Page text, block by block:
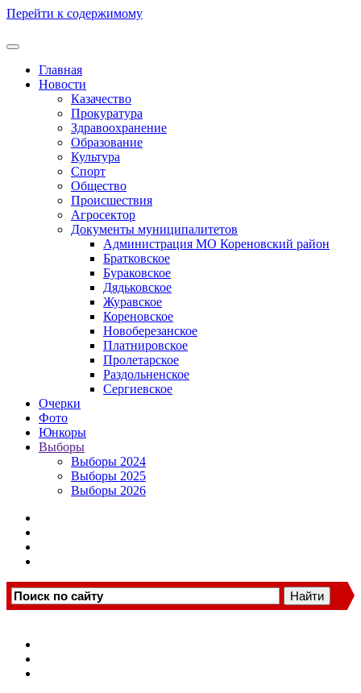
Перейти к содержимому
Главная
Новости
Казачество
Прокуратура
Здравоохранение
Образование
Культура
Спорт
Общество
Происшествия
Агросектор
Документы муниципалитетов
Администрация МО Кореновский район
Братковское
Бураковское
Дядьковское
Журавское
Кореновское
Новоберезанское
Платнировское
Пролетарское
Раздольненское
Сергиевское
Очерки
Фото
Юнкоры
Выборы
Выборы 2024
Выборы 2025
Выборы 2026